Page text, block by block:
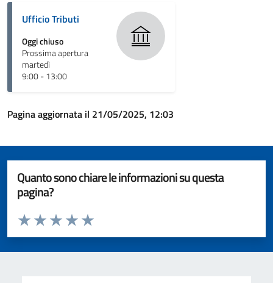
Ufficio Tributi
Oggi chiuso
Prossima apertura
martedì
9:00 - 13:00
Pagina aggiornata il 21/05/2025, 12:03
Quanto sono chiare le informazioni su questa
pagina?
Valuta da 1 a 5 stelle la pagina
Valuta 5 stelle su 5
Valuta 4 stelle su 5
Valuta 3 stelle su 5
Valuta 2 stelle su 5
Valuta 1 stelle su 5